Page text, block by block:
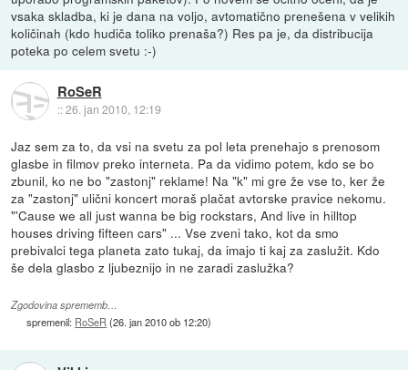
vsaka skladba, ki je dana na voljo, avtomatično prenešena v velikih
količinah (kdo hudiča toliko prenaša?) Res pa je, da distribucija
poteka po celem svetu :-)
RoSeR
::26. jan 2010, 12:19
Jaz sem za to, da vsi na svetu za pol leta prenehajo s prenosom
glasbe in filmov preko interneta. Pa da vidimo potem, kdo se bo
zbunil, ko ne bo "zastonj" reklame! Na "k" mi gre že vse to, ker že
za "zastonj" ulični koncert moraš plačat avtorske pravice nekomu.
"'Cause we all just wanna be big rockstars, And live in hilltop
houses driving fifteen cars" ... Vse zveni tako, kot da smo
prebivalci tega planeta zato tukaj, da imajo ti kaj za zaslužit. Kdo
še dela glasbo z ljubeznijo in ne zaradi zaslužka?
Zgodovina sprememb…
spremenil: RoSeR(26. jan 2010 ob 12:20)